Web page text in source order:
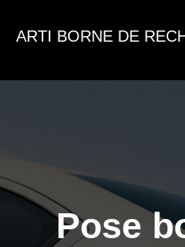
ARTI BORNE DE
Pose